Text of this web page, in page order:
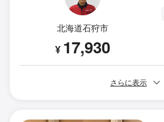
北海道石狩市
¥ 17,930
さらに表示